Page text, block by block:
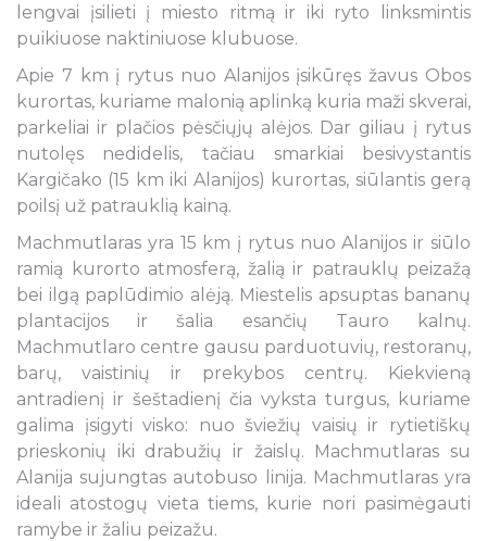
lengvai įsilieti į miesto ritmą ir iki ryto linksmintis
puikiuose naktiniuose klubuose.
Apie 7 km į rytus nuo Alanijos įsikūręs žavus Obos
kurortas, kuriame malonią aplinką kuria maži skverai,
parkeliai ir plačios pėsčiųjų alėjos. Dar giliau į rytus
nutolęs nedidelis, tačiau smarkiai besivystantis
Kargičako (15 km iki Alanijos) kurortas, siūlantis gerą
poilsį už patrauklią kainą.
Machmutlaras yra 15 km į rytus nuo Alanijos ir siūlo
ramią kurorto atmosferą, žalią ir patrauklų peizažą
bei ilgą paplūdimio alėją. Miestelis apsuptas bananų
plantacijos ir šalia esančių Tauro kalnų.
Machmutlaro centre gausu parduotuvių, restoranų,
barų, vaistinių ir prekybos centrų. Kiekvieną
antradienį ir šeštadienį čia vyksta turgus, kuriame
galima įsigyti visko: nuo šviežių vaisių ir rytietiškų
prieskonių iki drabužių ir žaislų. Machmutlaras su
Alanija sujungtas autobuso linija. Machmutlaras yra
ideali atostogų vieta tiems, kurie nori pasimėgauti
ramybe ir žaliu peizažu.